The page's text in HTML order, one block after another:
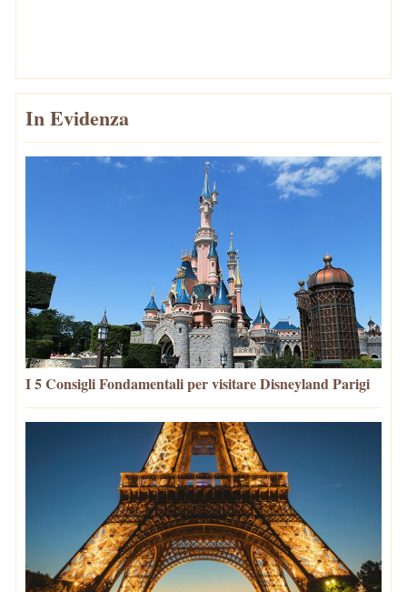
In Evidenza
I 5 Consigli Fondamentali per visitare Disneyland Parigi